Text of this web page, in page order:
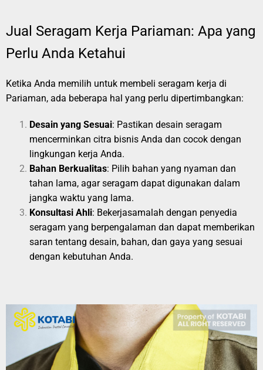
Jual Seragam Kerja Pariaman: Apa yang
Perlu Anda Ketahui
Ketika Anda memilih untuk membeli seragam kerja di
Pariaman, ada beberapa hal yang perlu dipertimbangkan:
Desain yang Sesuai: Pastikan desain seragam
mencerminkan citra bisnis Anda dan cocok dengan
lingkungan kerja Anda.
Bahan Berkualitas: Pilih bahan yang nyaman dan
tahan lama, agar seragam dapat digunakan dalam
jangka waktu yang lama.
Konsultasi Ahli: Bekerjasamalah dengan penyedia
seragam yang berpengalaman dan dapat memberikan
saran tentang desain, bahan, dan gaya yang sesuai
dengan kebutuhan Anda.